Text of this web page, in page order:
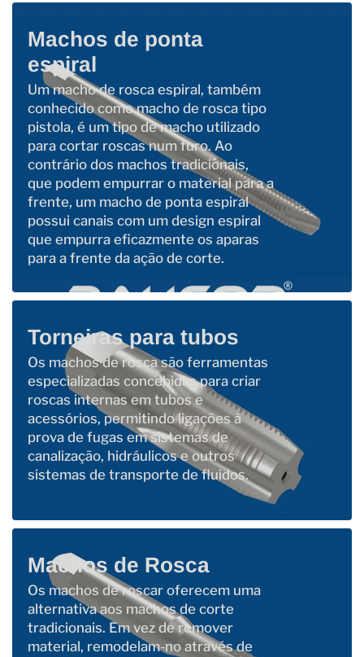
Machos de ponta
espiral
Um macho de rosca espiral, também
conhecido como macho de rosca tipo
pistola, é um tipo de macho utilizado
para cortar roscas num furo. Ao
contrário dos machos tradicionais,
que podem empurrar o material para a
frente, um macho de ponta espiral
possui canais com um design espiral
que empurra eficazmente os aparas
para a frente da ação de corte.
Torneiras para tubos
Os machos de rosca são ferramentas
especializadas concebidas para criar
roscas internas em tubos e
acessórios, permitindo ligações à
prova de fugas em sistemas de
canalização, hidráulicos e outros
sistemas de transporte de fluidos.
Machos de Rosca
Os machos de roscar oferecem uma
alternativa aos machos de corte
tradicionais. Em vez de remover
material, remodelam-no através de